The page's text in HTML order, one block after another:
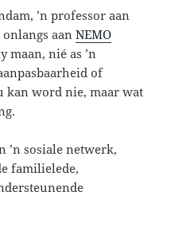
’n professor aan
aanNEMO
maan, nié as ’n
of
kan word nie, maar wat
’n sosiale netwerk,
familielede,